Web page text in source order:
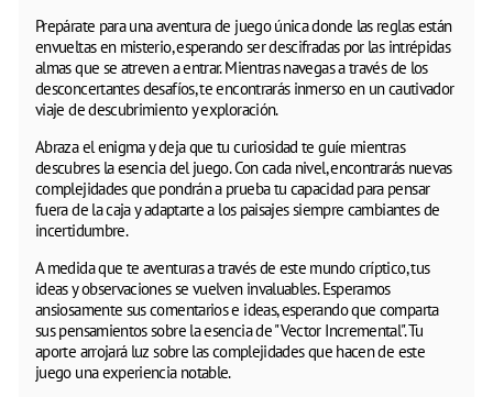
Prepárate para una aventura de juego única donde las reglas están
envueltas en misterio, esperando ser descifradas por las intrépidas
almas que se atreven a entrar. Mientras navegas a través de los
desconcertantes desafíos, te encontrarás inmerso en un cautivador
viaje de descubrimiento y exploración.
Abraza el enigma y deja que tu curiosidad te guíe mientras
descubres la esencia del juego. Con cada nivel, encontrarás nuevas
complejidades que pondrán a prueba tu capacidad para pensar
fuera de la caja y adaptarte a los paisajes siempre cambiantes de
incertidumbre.
A medida que te aventuras a través de este mundo críptico, tus
ideas y observaciones se vuelven invaluables. Esperamos
ansiosamente sus comentarios e ideas, esperando que comparta
sus pensamientos sobre la esencia de "Vector Incremental". Tu
aporte arrojará luz sobre las complejidades que hacen de este
juego una experiencia notable.